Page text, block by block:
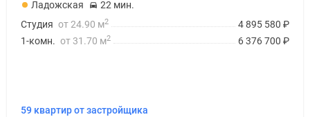
Ладожская
22 мин.
4 895 580 ₽
Студия от 24.90 м2
6 376 700 ₽
1-комн. от 31.70 м2
59 квартир от застройщика